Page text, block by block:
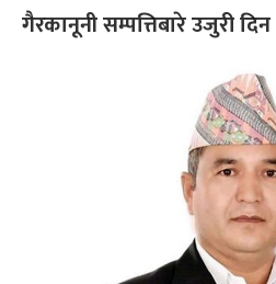
गैरकानूनी सम्पत्तिबारे उजुरी